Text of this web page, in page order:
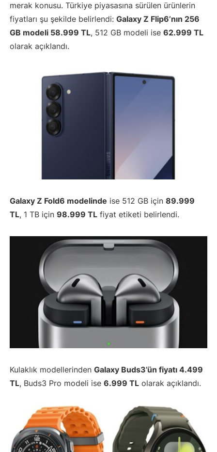
merak konusu. Türkiye piyasasına sürülen ürünlerin
fiyatları şu şekilde belirlendi: Galaxy Z Flip6’nın 256
GB modeli 58.999 TL, 512 GB modeli ise 62.999 TL
olarak açıklandı.
Galaxy Z Fold6 modelinde ise 512 GB için 89.999
TL, 1 TB için 98.999 TL fiyat etiketi belirlendi.
Kulaklık modellerinden Galaxy Buds3’ün fiyatı 4.499
TL, Buds3 Pro modeli ise 6.999 TL olarak açıklandı.